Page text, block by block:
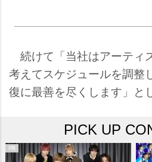
続けて「当社はアーティ
考えてスケジュールを調整
復に最善を尽くします」と
PICK UP